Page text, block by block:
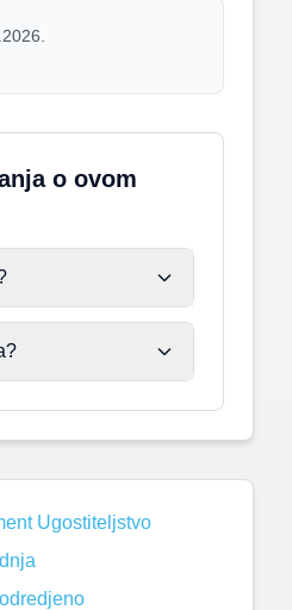
o ovom
Ugostiteljstvo